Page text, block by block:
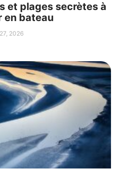
et plages secrètes à
en bateau
2026